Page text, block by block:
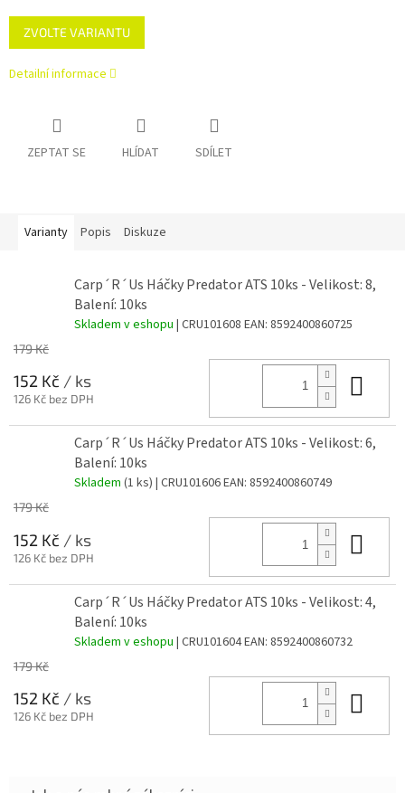
Měrná
cena:
ZVOLTE VARIANTU
Detailní informace
ZEPTAT SE HLÍDAT SDÍLET
Varianty Popis Diskuze
Carp´R´Us Háčky Predator ATS 10ks - Velikost: 8,
Balení: 10ks
Skladem v eshopu | CRU101608 EAN: 8592400860725
179 Kč
152 Kč / ks
126 Kč bez DPH
Carp´R´Us Háčky Predator ATS 10ks - Velikost: 6,
Balení: 10ks
Skladem (1 ks) | CRU101606EAN: 8592400860749
179 Kč
152 Kč / ks
126 Kč bez DPH
Carp´R´Us Háčky Predator ATS 10ks - Velikost: 4,
Balení: 10ks
Skladem v eshopu | CRU101604EAN: 8592400860732
179 Kč
152 Kč / ks
126 Kč bez DPH